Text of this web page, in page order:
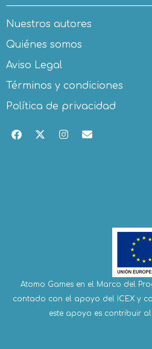
Nuestros autores
Quiénes somos
Aviso Legal
Términos y condiciones
Política de privacidad
Atomo Games en el Marco del
contado con el apoyo del ICEX y
este apoyo es contribuir